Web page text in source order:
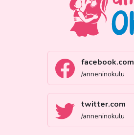
facebook.com
/anneninokulu
twitter.com
/anneninokulu